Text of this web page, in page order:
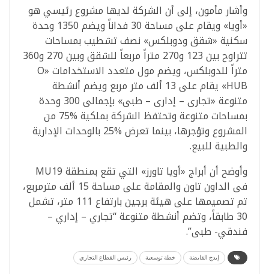
وأشار مأمون، إلى أن الشركة لديها مشروع رئيسي هو
«أويا» ويقام على مساحة 30 فداناً ويضم 1350 وحدة
سكنية «شقق ودوبلكس» نصف تشطيب بمساحات
تتراوح بين 123 و270 متراً مربعاً للشقق وبين 270 و360
متراً للدوبلكس، ويضم مول متعدد الاستخدامات «O
HUB» يقام على 13 ألف متر مربع ويضم أنشطة
متنوعة «تجارى – إدارى – طبى» بإجمالى 300 وحدة
بمساحات متنوعة وتحتفظ الشركة بملكية %75 من
المشروع وتؤجرها، بينما تعرض %25 بالوحدات الإدارية
والطبية للبيع.
وأوضح أن أبراج «أويا تاورز» التي تقع بمنطقة MU19
فى الداون تاون والمقامة على مساحة 15 ألف مترمربع،
تم تصميمها على هيئة برجين بارتفاع 111 متر، تشمل
30 طابقاً، وتضم أنشطة متنوعة “تجاري – إداري –
فندقي- طبى”.
إيدج القابضة خطة توسعية رئيس القطاع التجاري